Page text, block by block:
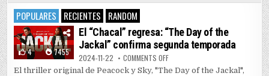
POPULARES
RECIENTES RANDOM
4 7455
El “Chacal” regresa: “The Day of the
Jackal” confirma segunda temporada
2024-11-22 COMMENTS OFFON EL “CHACAL” REGRESA: “THE
El thriller original de Peacock y Sky, "The Day of the Jackal",